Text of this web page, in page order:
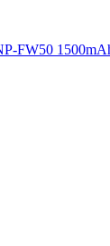
FW50